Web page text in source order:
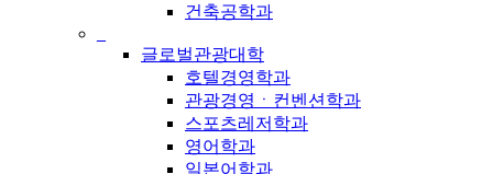
건축공학과
글로벌관광대학
호텔경영학과
관광경영ㆍ컨벤션학과
스포츠레저학과
영어학과
일본어학과